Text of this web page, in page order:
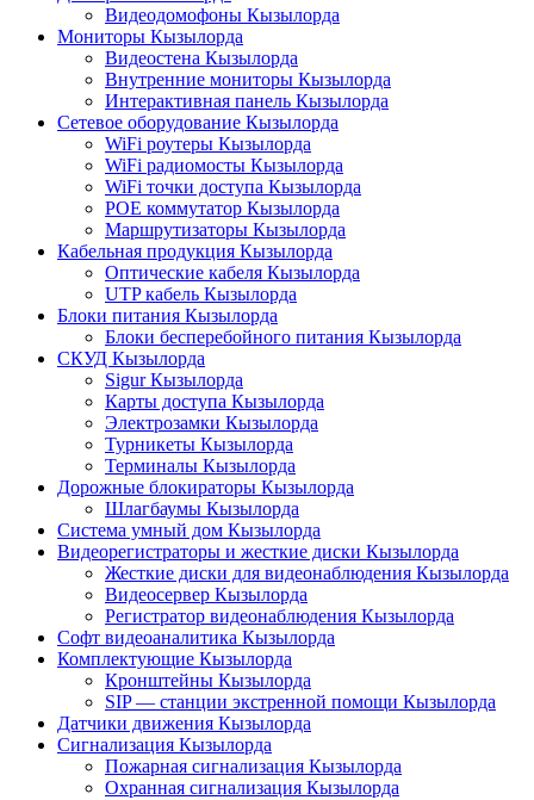
Видеодомофоны Кызылорда
Мониторы Кызылорда
Видеостена Кызылорда
Внутренние мониторы Кызылорда
Интерактивная панель Кызылорда
Сетевое оборудование Кызылорда
WiFi роутеры Кызылорда
WiFi радиомосты Кызылорда
WiFi точки доступа Кызылорда
POE коммутатор Кызылорда
Маршрутизаторы Кызылорда
Кабельная продукция Кызылорда
Оптические кабеля Кызылорда
UTP кабель Кызылорда
Блоки питания Кызылорда
Блоки бесперебойного питания Кызылорда
СКУД Кызылорда
Sigur Кызылорда
Карты доступа Кызылорда
Электрозамки Кызылорда
Турникеты Кызылорда
Терминалы Кызылорда
Дорожные блокираторы Кызылорда
Шлагбаумы Кызылорда
Система умный дом Кызылорда
Видеорегистраторы и жесткие диски Кызылорда
Жесткие диски для видеонаблюдения Кызылорда
Видеосервер Кызылорда
Регистратор видеонаблюдения Кызылорда
Софт видеоаналитика Кызылорда
Комплектующие Кызылорда
Кронштейны Кызылорда
SIP — станции экстренной помощи Кызылорда
Датчики движения Кызылорда
Сигнализация Кызылорда
Пожарная сигнализация Кызылорда
Охранная сигнализация Кызылорда